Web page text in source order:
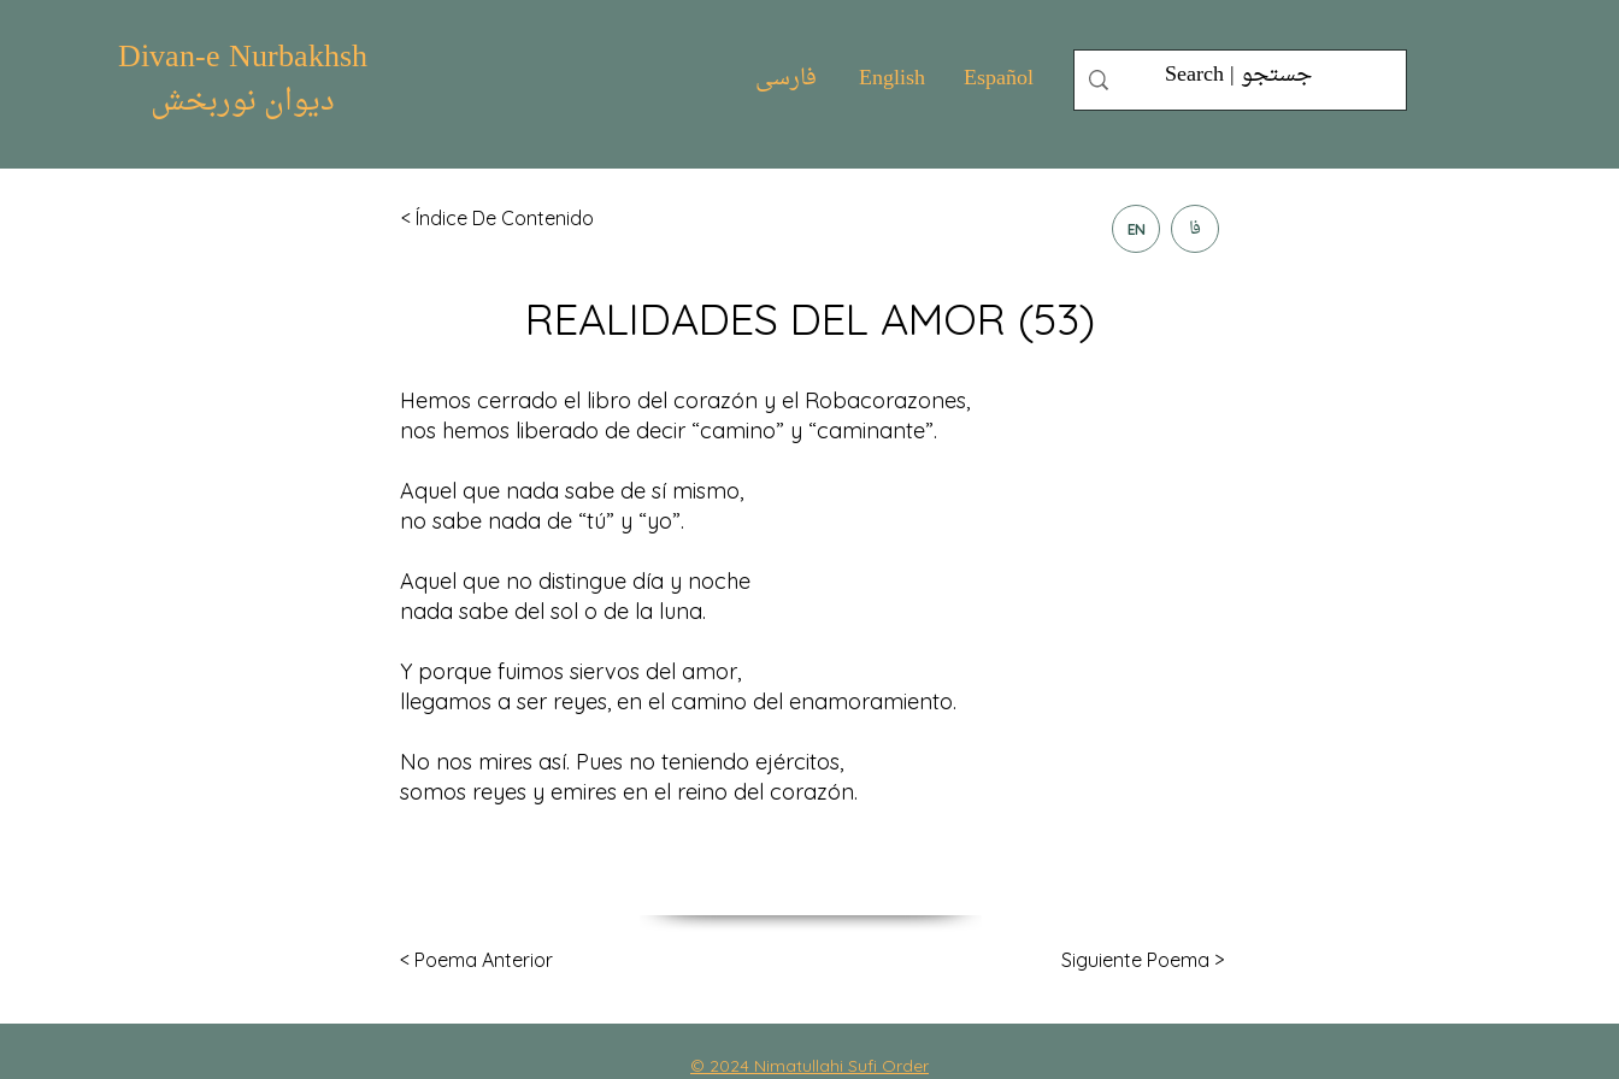
Divan-e Nurbakhsh
دیوان نوربخش فارسی English Español
< Índice De Contenido EN فا
REALIDADES DEL AMOR (53)
Hemos cerrado el libro del corazón y el Robacorazones,
nos hemos liberado de decir “camino” y “caminante”.
Aquel que nada sabe de sí mismo,
no sabe nada de “tú” y “yo”.
Aquel que no distingue día y noche
nada sabe del sol o de la luna.
Y porque fuimos siervos del amor,
llegamos a ser reyes, en el camino del enamoramiento.
No nos mires así. Pues no teniendo ejércitos,
somos reyes y emires en el reino del corazón.
< Poema Anterior Siguiente Poema >
© 2024 Nimatullahi Sufi Order